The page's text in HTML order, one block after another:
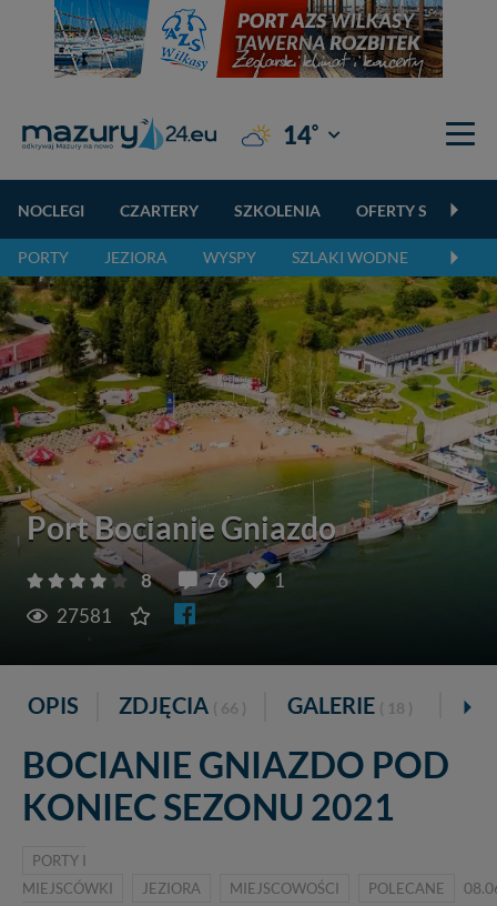
14° Giżycko
NOCLEGI CZARTERY SZKOLENIA OFERTY
PORTY JEZIORA WYSPY SZLAKI WODNE
Port Bocianie Gniazdo
8 76
1
27581
OPIS ZDJĘCIA ( 66 ) GALERIE ( 18 ) VR
BOCIANIE GNIAZDO POD
KONIEC SEZONU 2021
PORTY I
MIEJSCÓWKI
JEZIORA MIEJSCOWOŚCI POLECANE